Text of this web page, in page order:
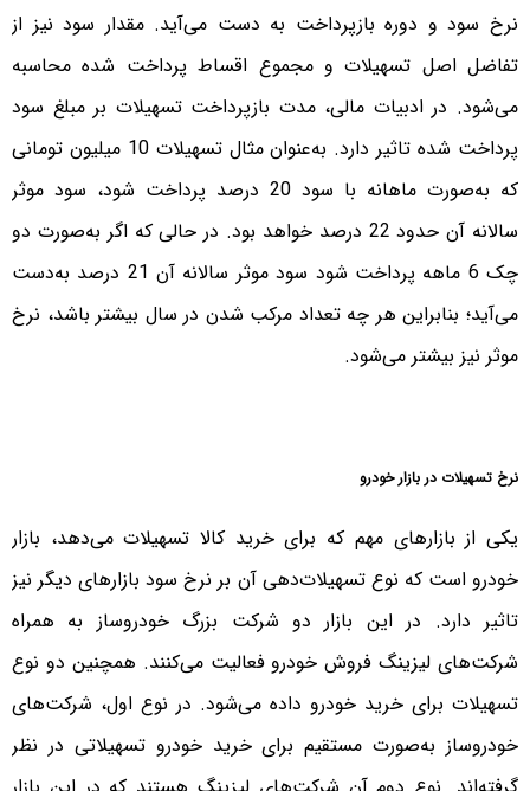
نرخ سود و دوره بازپرداخت به دست می‌آید. مقدار سود نیز از
تفاضل اصل تسهیلات و مجموع اقساط پرداخت شده محاسبه
می‌شود. در ادبیات مالی، مدت بازپرداخت تسهیلات بر مبلغ سود
پرداخت شده تاثیر دارد. به‌عنوان مثال تسهیلات 10 میلیون تومانی
که به‌صورت ماهانه با سود 20 درصد پرداخت شود، سود موثر
سالانه آن حدود 22 درصد خواهد بود. در حالی که اگر به‌صورت دو
چک 6 ماهه پرداخت شود سود موثر سالانه آن 21 درصد به‌دست
می‌آید؛ بنابراین هر چه تعداد مرکب شدن در سال بیشتر باشد، نرخ
موثر نیز بیشتر می‌شود.
نرخ تسهیلات در بازار خودرو
یکی از بازارهای مهم که برای خرید کالا تسهیلات می‌دهد، بازار
خودرو است که نوع تسهیلات‌دهی آن بر نرخ سود بازار‌های دیگر نیز
تاثیر دارد. در این بازار دو شرکت بزرگ خودروساز به همراه
شرکت‌های لیزینگ فروش خودرو فعالیت می‌کنند. همچنین دو نوع
تسهیلات برای خرید خودرو داده می‌شود. در نوع اول، شرکت‌های
خودروساز به‌صورت مستقیم برای خرید خودرو تسهیلاتی در نظر